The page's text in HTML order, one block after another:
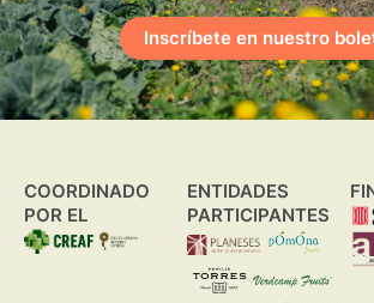
Inscríbete en nuestro
COORDINADO
POR EL
ENTIDADES
PARTICIPANTES